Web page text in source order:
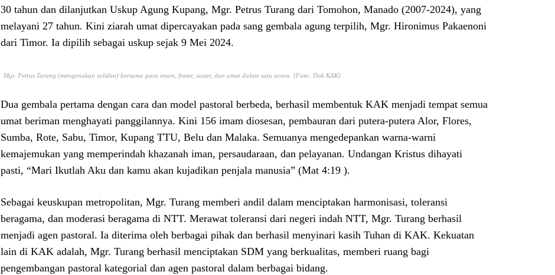
30 tahun dan dilanjutkan Uskup Agung Kupang, Mgr. Petrus Turang dari Tomohon, Manado (2007-2024), yang
melayani 27 tahun. Kini ziarah umat dipercayakan pada sang gembala agung terpilih, Mgr. Hironimus Pakaenoni
dari Timor. Ia dipilih sebagai uskup sejak 9 Mei 2024.
Mgr. Petrus Turang (mengenakan solideo) bersama para imam, frater, suster, dan umat dalam satu acara. (Foto: Dok KAK)
Dua gembala pertama dengan cara dan model pastoral berbeda, berhasil membentuk KAK menjadi tempat semua
umat beriman menghayati panggilannya. Kini 156 imam diosesan, pembauran dari putera-putera Alor, Flores,
Sumba, Rote, Sabu, Timor, Kupang TTU, Belu dan Malaka. Semuanya mengedepankan warna-warni
kemajemukan yang memperindah khazanah iman, persaudaraan, dan pelayanan. Undangan Kristus dihayati
pasti, “Mari Ikutlah Aku dan kamu akan kujadikan penjala manusia” (Mat 4:19 ).
Sebagai keuskupan metropolitan, Mgr. Turang memberi andil dalam menciptakan harmonisasi, toleransi
beragama, dan moderasi beragama di NTT. Merawat toleransi dari negeri indah NTT, Mgr. Turang berhasil
menjadi agen pastoral. Ia diterima oleh berbagai pihak dan berhasil menyinari kasih Tuhan di KAK. Kekuatan
lain di KAK adalah, Mgr. Turang berhasil menciptakan SDM yang berkualitas, memberi ruang bagi
pengembangan pastoral kategorial dan agen pastoral dalam berbagai bidang.